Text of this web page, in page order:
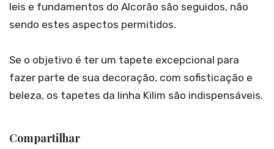
leis e fundamentos do Alcorão são seguidos, não
sendo estes aspectos permitidos.
Se o objetivo é ter um tapete excepcional para
fazer parte de sua decoração, com sofisticação e
beleza, os tapetes da linha Kilim são indispensáveis.
Compartilhar